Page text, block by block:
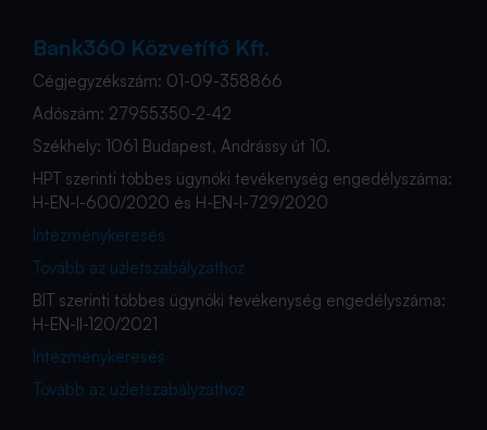
Bank360 Közvetítő Kft.
Cégjegyzékszám: 01-09-358866
Adószám: 27955350-2-42
Székhely: 1061 Budapest, Andrássy út 10.
HPT szerinti többes ügynöki tevékenység engedélyszáma:
H-EN-I-600/2020 és H-EN-I-729/2020
Intézménykeresés
Tovább az üzletszabályzathoz
BIT szerinti többes ügynöki tevékenység engedélyszáma:
H-EN-II-120/2021
Intézménykeresés
Tovább az üzletszabályzathoz